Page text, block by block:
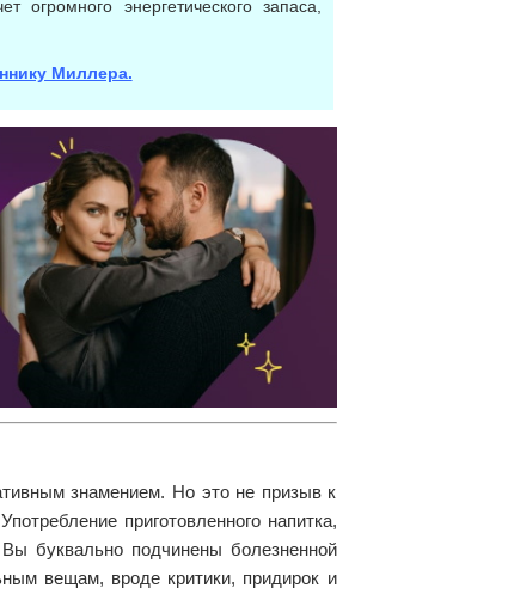
огромного энергетического запаса,
Миллера.
знамением. Но это не призыв к
приготовленного напитка,
буквально подчинены болезненной
вещам, вроде критики, придирок и